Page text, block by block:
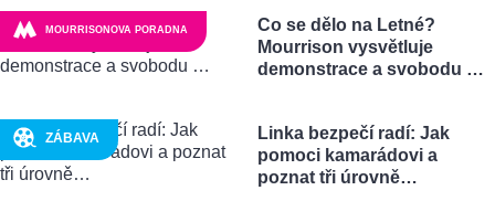
MOURRISONOVA PORADNA
Co se dělo na Letné?
Mourrison vysvětluje
demonstrace a svobodu …
ZÁBAVA
Linka bezpečí radí: Jak
pomoci kamarádovi a
poznat tři úrovně…